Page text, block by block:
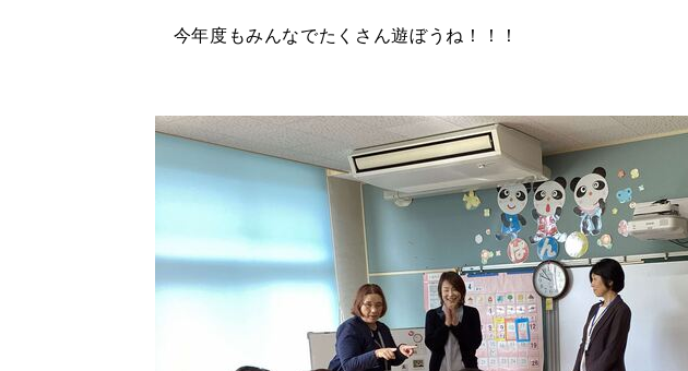
今年度もみんなでたくさん遊ぼうね！！！